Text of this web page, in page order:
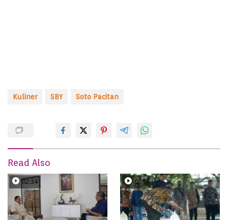
Kuliner SBY Soto Pacitan
Read Also
02:34 08:51